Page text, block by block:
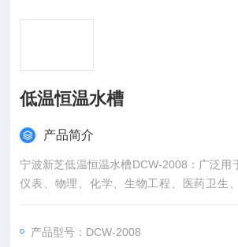
低温恒温水槽
产品简介
宁波新芝低温恒温水槽DCW-2008：广泛用
仪表、物理、化学、生物工程、医药卫生
品、物性测试及化学分析等研究部门、高等
环境，对试验样品或生产的产品进行恒定温
产品型号：DCW-2008